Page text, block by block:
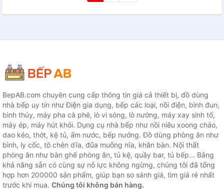
BepAB.com chuyên cung cấp thông tin giá cả thiết bị, đồ dùng
nhà bếp uy tín như Điện gia dụng, bếp các loại, nồi điện, bình đun,
bình thủy, máy pha cà phê, lò vi sóng, lò nướng, máy xay sinh tố,
máy ép, máy hút khói. Dụng cụ nhà bếp như nồi niêu xoong chảo,
dao kéo, thớt, kệ tủ, ấm nước, bếp nướng. Đồ dùng phòng ăn như
bình, ly cốc, tô chén dĩa, đũa muỗng nĩa, khăn bàn. Nội thất
phòng ăn như bàn ghế phòng ăn, tủ kệ, quầy bar, tủ bếp... Bằng
khả năng sẵn có cùng sự nỗ lực không ngừng, chúng tôi đã tổng
hợp hơn 200000 sản phẩm, giúp bạn so sánh giá, tìm giá rẻ nhất
trước khi mua. Chúng tôi không bán hàng.